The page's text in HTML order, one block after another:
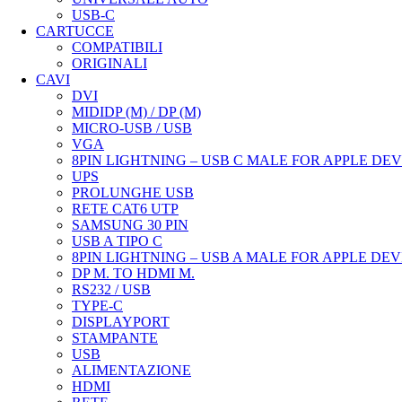
USB-C
CARTUCCE
COMPATIBILI
ORIGINALI
CAVI
DVI
MIDIDP (M) / DP (M)
MICRO-USB / USB
VGA
8PIN LIGHTNING – USB C MALE FOR APPLE
UPS
PROLUNGHE USB
RETE CAT6 UTP
SAMSUNG 30 PIN
USB A TIPO C
8PIN LIGHTNING – USB A MALE FOR APPLE
DP M. TO HDMI M.
RS232 / USB
TYPE-C
DISPLAYPORT
STAMPANTE
USB
ALIMENTAZIONE
HDMI